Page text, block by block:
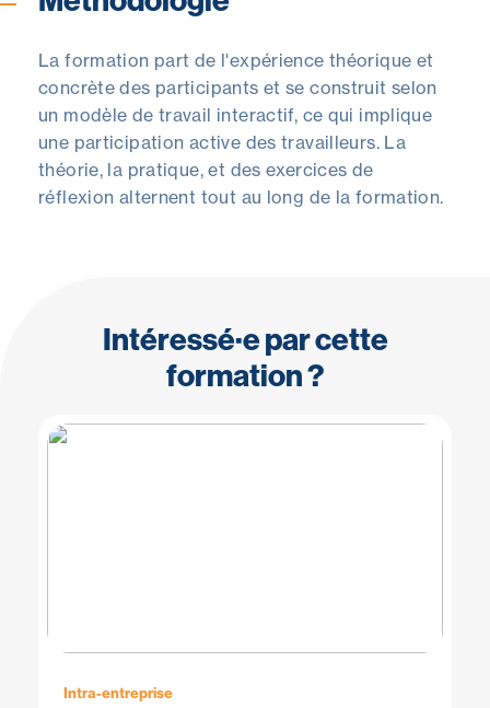
La formation part de l'expérience théorique et
concrète des participants et se construit selon
un modèle de travail interactif, ce qui implique
une participation active des travailleurs. La
théorie, la pratique, et des exercices de
réflexion alternent tout au long de la formation.
Intéressé·e par cette
formation ?
Intra-entreprise